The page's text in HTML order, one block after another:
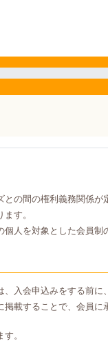
の間の権利義務関係が
す。
人を対象とした会員制
入会申込みをする前に
載することで、会員
。